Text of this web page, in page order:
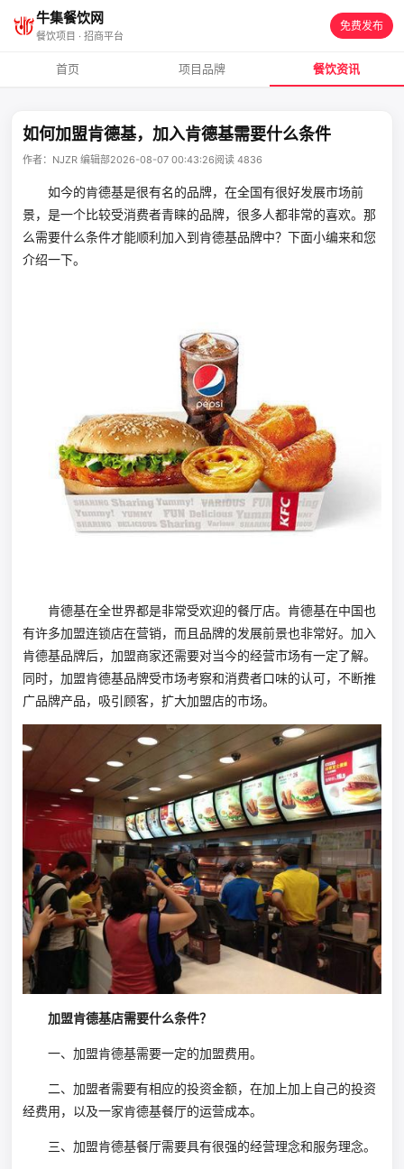
牛集餐饮网
餐饮项目 · 招商平台
免费发布
首页 项目品牌 餐饮资讯
如何加盟肯德基，加入肯德基需要什么条件
作者：NJZR 编辑部2026-08-07 00:43:26阅读 4836
如今的肯德基是很有名的品牌，在全国有很好发展市场前
景，是一个比较受消费者青睐的品牌，很多人都非常的喜欢。那
么需要什么条件才能顺利加入到肯德基品牌中？下面小编来和您
介绍一下。
肯德基在全世界都是非常受欢迎的餐厅店。肯德基在中国也
有许多加盟连锁店在营销，而且品牌的发展前景也非常好。加入
肯德基品牌后，加盟商家还需要对当今的经营市场有一定了解。
同时，加盟肯德基品牌受市场考察和消费者口味的认可，不断推
广品牌产品，吸引顾客，扩大加盟店的市场。
加盟肯德基店需要什么条件？
一、加盟肯德基需要一定的加盟费用。
二、加盟者需要有相应的投资金额，在加上加上自己的投资
经费用，以及一家肯德基餐厅的运营成本。
三、加盟肯德基餐厅需要具有很强的经营理念和服务理念。